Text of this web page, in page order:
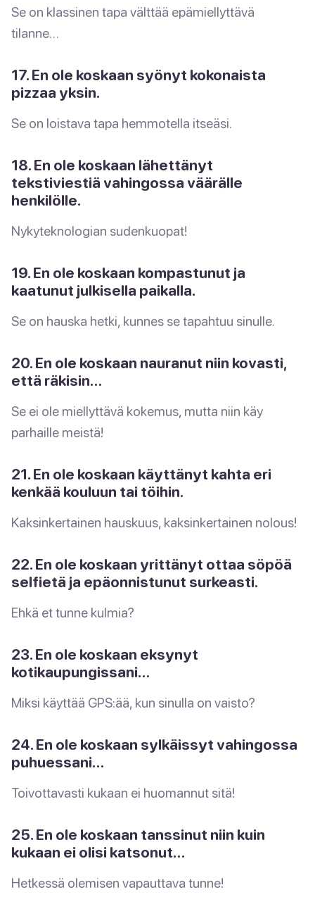
Se on klassinen tapa välttää epämiellyttävä
tilanne…
17. En ole koskaan syönyt kokonaista
pizzaa yksin.
Se on loistava tapa hemmotella itseäsi.
18. En ole koskaan lähettänyt
tekstiviestiä vahingossa väärälle
henkilölle.
Nykyteknologian sudenkuopat!
19. En ole koskaan kompastunut ja
kaatunut julkisella paikalla.
Se on hauska hetki, kunnes se tapahtuu sinulle.
20. En ole koskaan nauranut niin kovasti,
että räkisin…
Se ei ole miellyttävä kokemus, mutta niin käy
parhaille meistä!
21. En ole koskaan käyttänyt kahta eri
kenkää kouluun tai töihin.
Kaksinkertainen hauskuus, kaksinkertainen nolous!
22. En ole koskaan yrittänyt ottaa söpöä
selfietä ja epäonnistunut surkeasti.
Ehkä et tunne kulmia?
23. En ole koskaan eksynyt
kotikaupungissani…
Miksi käyttää GPS:ää, kun sinulla on vaisto?
24. En ole koskaan sylkäissyt vahingossa
puhuessani…
Toivottavasti kukaan ei huomannut sitä!
25. En ole koskaan tanssinut niin kuin
kukaan ei olisi katsonut…
Hetkessä olemisen vapauttava tunne!